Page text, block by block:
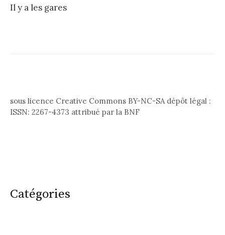
Il y a les gares
sous licence Creative Commons BY-NC-SA dépôt légal :
ISSN: 2267-4373 attribué par la BNF
Catégories